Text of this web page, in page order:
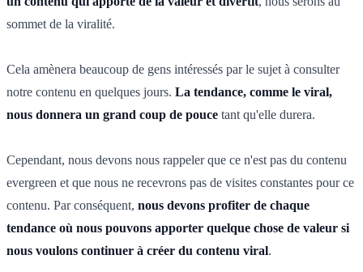
sommet de la viralité.
Cela amènera beaucoup de gens intéressés par le sujet à consulter
notre contenu en quelques jours. La tendance, comme le viral,
nous donnera un grand coup de pouce tant qu'elle durera.
Cependant, nous devons nous rappeler que ce n'est pas du contenu
evergreen et que nous ne recevrons pas de visites constantes pour ce
contenu. Par conséquent, nous devons profiter de chaque
tendance où nous pouvons apporter quelque chose de valeur si
nous voulons continuer à créer du contenu viral.